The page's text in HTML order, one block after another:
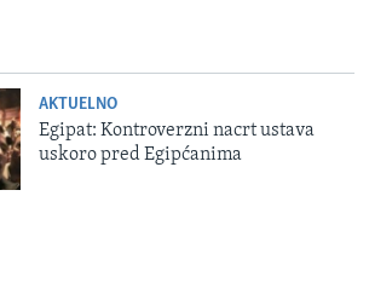
AKTUELNO
Egipat: Kontroverzni nacrt ustava
uskoro pred Egipćanima